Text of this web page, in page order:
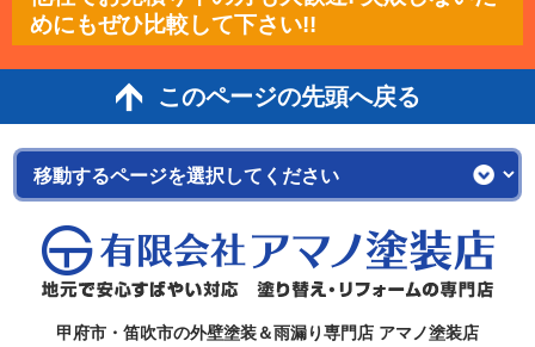
めにもぜひ比較して下さい!!
このページの先頭へ戻る
甲府市・笛吹市の外壁塗装＆雨漏り専門店 アマノ塗装店